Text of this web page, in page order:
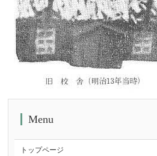
Menu
トップページ